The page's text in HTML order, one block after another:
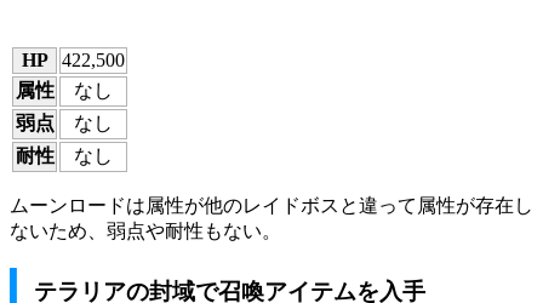
HP
422,500
属性
なし
弱点
なし
耐性
なし
ムーンロードは属性が他のレイドボスと違って属性が存在し
ないため、弱点や耐性もない。
テラリアの封域で召喚アイテムを入手